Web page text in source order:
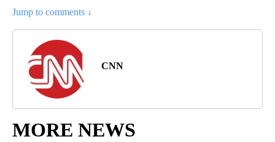
Jump to comments ↓
CNN
MORE NEWS